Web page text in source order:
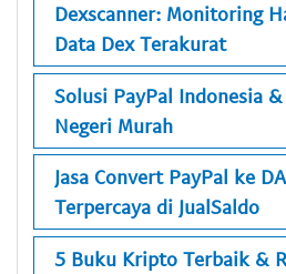
Dexscanner: Monitoring
Data Dex Terakurat
Solusi PayPal Indonesia
Negeri Murah
Jasa Convert PayPal ke
Terpercaya di JualSaldo
5 Buku Kripto Terbaik &